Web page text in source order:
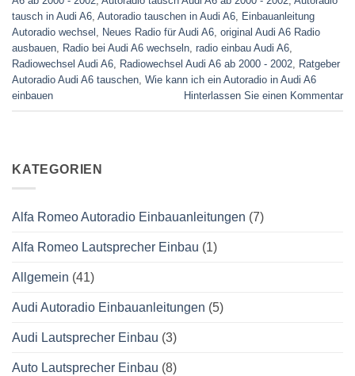
tausch in Audi A6 Autoradio tauschen in Audi A6
Einbauanleitung
Autoradio wechsel
Neues Radio für Audi A6 original Audi A6 Radio
ausbauen
Radio bei Audi A6 wechseln radio einbau Audi A6
Radiowechsel Audi A6
Radiowechsel Audi A6 ab 2000 - 2002
Ratgeber
Autoradio Audi A6 tauschen Wie kann ich ein Autoradio in Audi A6
einbauen
Hinterlassen Sie einen Kommentar
KATEGORIEN
Alfa Romeo Autoradio Einbauanleitungen (7)
Alfa Romeo Lautsprecher Einbau (1)
Allgemein (41)
Audi Autoradio Einbauanleitungen (5)
Audi Lautsprecher Einbau (3)
Auto Lautsprecher Einbau (8)